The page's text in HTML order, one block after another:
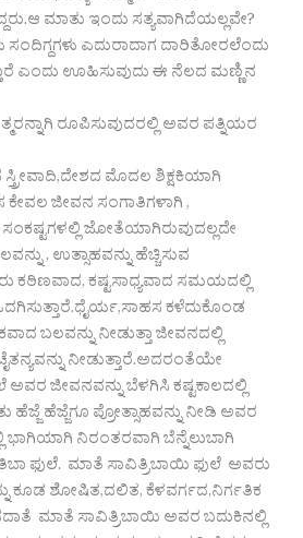
ಮಾತು ಇಂದು ಸತ್ಯವಾಗಿದೆಯಲ್ಲವೇ?
ಸಂದಿಗ್ದಗಳು ಎದುರಾದಾಗ ದಾರಿತೋರಲೆಂದು
ಎಂದು ಊಹಿಸುವುದು ಈ ನೆಲದ ಮಣ್ಣಿನ
ರೂಪಿಸುವುದರಲ್ಲಿ ಅವರ ಪತ್ನಿಯರ
ಮೊದಲ ಶಿಕ್ಷಕಿಯಾಗಿ
ಜೀವನ ಸಂಗಾತಿಗಳಾಗಿ ,
ಜೋತೆಯಾಗಿರುವುದಲ್ಲದೇ
, ಉತ್ಸಾಹವನ್ನು ಹೆಚ್ಚಿಸುವ
ಕಠಿಣವಾದ, ಕಷ್ಟಸಾಧ್ಯವಾದ ಸಮಯದಲ್ಲಿ
ಕಳೆದುಕೊಂಡ
ಬಲವನ್ನು ನೀಡುತ್ತಾ ಜೀವನದಲ್ಲಿ
ನೀಡುತ್ತಾರೆ.ಅದರಂತೆಯೇ
ಜೀವನವನ್ನು ಬೆಳಗಿಸಿ ಕಷ್ಟಕಾಲದಲ್ಲಿ
ಹೆಜ್ಜೆಗೂ ಪ್ರೋತ್ಸಾಹವನ್ನು ನೀಡಿ ಅವರ
ಭಾಗಿಯಾಗಿ ನಿರಂತರವಾಗಿ ಬೆನ್ನೆಲುಬಾಗಿ
ಫುಲೆ. ಮಾತೆ ಸಾವಿತ್ರಿಬಾಯಿ ಫುಲೆ ಅವರು
ಕೂಡ ಶೋಷಿತ,ದಲಿತ, ಕೆಳವರ್ಗದ,ನಿರ್ಗತಿಕ
ಮಾತೆ ಸಾವಿತ್ರಿಬಾಯಿ ಅವರ ಬದುಕಿನಲ್ಲಿ